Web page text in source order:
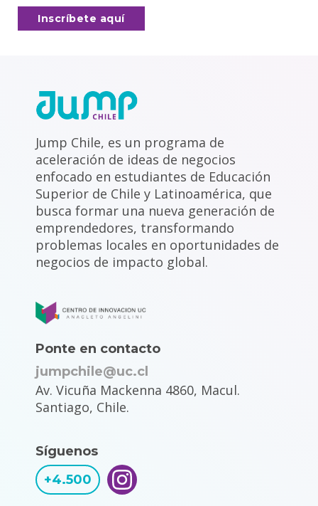
Inscríbete aquí
Jump Chile, es un programa de
aceleración de ideas de negocios
enfocado en estudiantes de Educación
Superior de Chile y Latinoamérica, que
busca formar una nueva generación de
emprendedores, transformando
problemas locales en oportunidades de
negocios de impacto global.
Ponte en contacto
jumpchile@uc.cl
Av. Vicuña Mackenna 4860, Macul.
Santiago, Chile.
Síguenos
+4.500